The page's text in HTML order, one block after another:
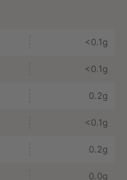
<0.1g
<0.1g
0.2g
<0.1g
0.2g
0.0g